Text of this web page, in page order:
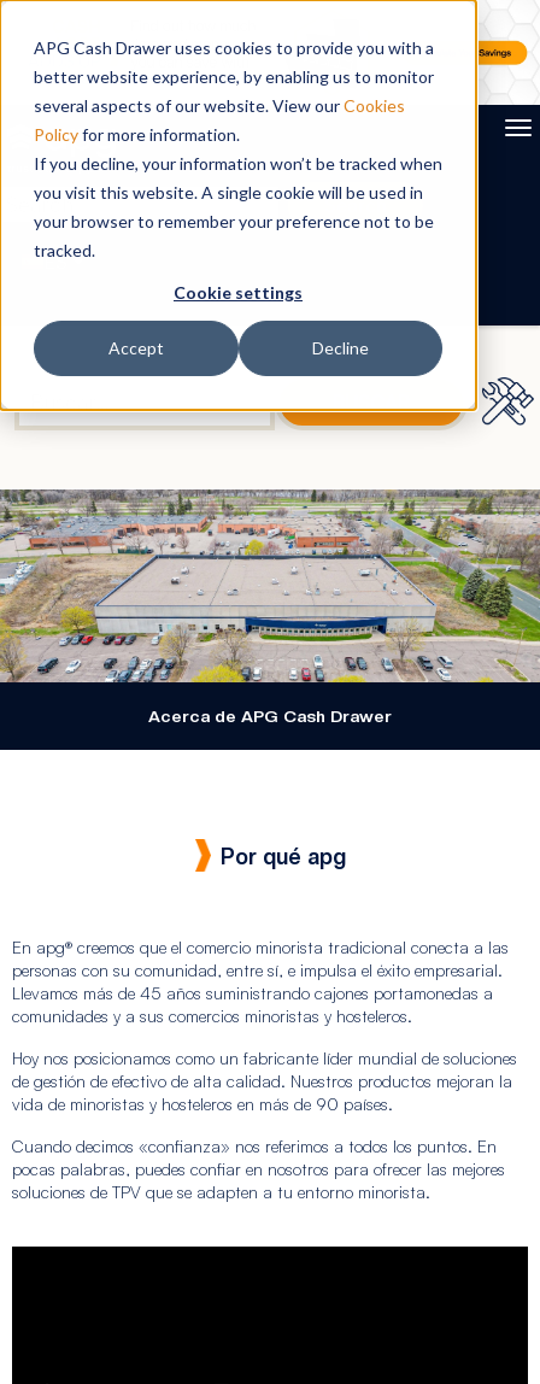
APG Cash Drawer uses cookies to provide you with a
better website experience, by enabling us to monitor
several aspects of our website. View ourCookies
Policyfor more information.
If you decline, your information won’t be tracked when
you visit this website. A single cookie will be used in
your browser to remember your preference not to be
tracked.
Cookie settings
Accept Decline
Search
ES
Acerca de APG Cash Drawer
Por qué apg
En apg® creemos que el comercio minorista tradicional conecta a las
personas con su comunidad, entre sí, e impulsa el éxito empresarial.
Llevamos más de 45 años suministrando cajones portamonedas a
comunidades y a sus comercios minoristas y hosteleros.
Hoy nos posicionamos como un fabricante líder mundial de soluciones
de gestión de efectivo de alta calidad. Nuestros productos mejoran la
vida de minoristas y hosteleros en más de 90 países.
Cuando decimos «confianza» nos referimos a todos los puntos. En
pocas palabras, puedes confiar en nosotros para ofrecer las mejores
soluciones de TPV que se adapten a tu entorno minorista.